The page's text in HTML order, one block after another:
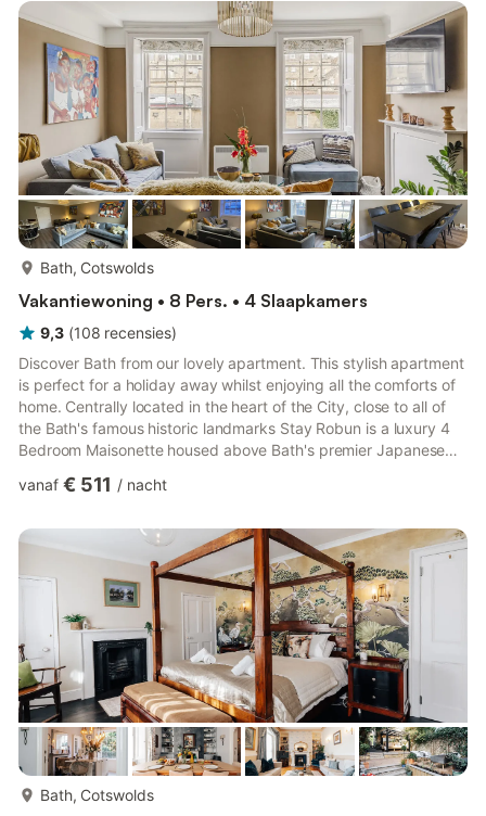
Bath, Cotswolds
Vakantiewoning • 8 Pers. • 4 Slaapkamers
9,3 (108 recensies)
Discover Bath from our lovely apartment. This stylish apartment
is perfect for a holiday away whilst enjoying all the comforts of
home. Centrally located in the heart of the City, close to all of
the Bath's famous historic landmarks Stay Robun is a luxury 4
Bedroom Maisonette housed above Bath's premier Japanese
you. Milsom Street Bath's premier shopping district is only 50
restaurant district and close to the theatres. Featuring 4 unique
bedrooms, two ensuite with an addi...
vanaf € 511 / nacht
Bath, Cotswolds